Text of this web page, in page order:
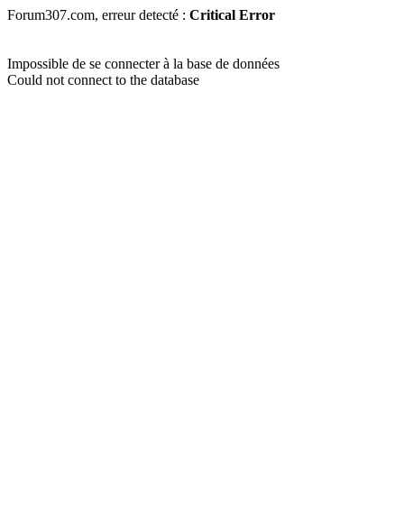
Forum307.com, erreur detecté : Critical Error
Impossible de se connecter à la base de données
Could not connect to the database